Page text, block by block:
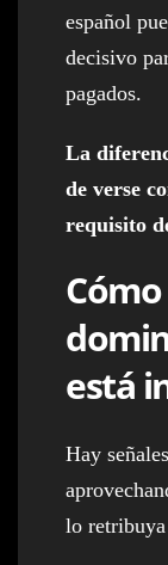
español
decisivo
pagados.
La
de verse
requisito
está
Hay
lo